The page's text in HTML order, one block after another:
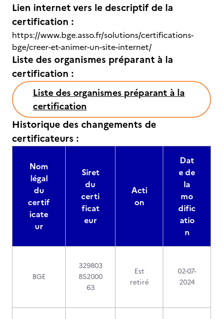
Lien internet vers le descriptif de la
certification :
https://www.bge.asso.fr/solutions/certifications-
bge/creer-et-animer-un-site-internet/
Liste des organismes préparant à la
certification :
Liste des organismes préparant à la
certification
Historique des changements de
certificateurs :
Nom
légal
du
certif
icate
ur
Siret
du
certi
ficat
eur
Acti
on
Dat
e de
la
mo
dific
atio
n
BGE
329803
852000
63
Est
retiré
02-07-
2024